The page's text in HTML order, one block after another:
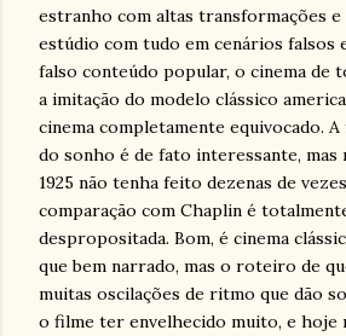
estranho com altas transformações e
estúdio com tudo em cenários falsos
falso conteúdo popular, o cinema de
a imitação do modelo clássico
cinema completamente equivocado. A
do sonho é de fato interessante, mas
1925 não tenha feito dezenas de
comparação com Chaplin é
despropositada. Bom, é cinema
que bem narrado, mas o roteiro de
muitas oscilações de ritmo que dão
o filme ter envelhecido muito, e hoje